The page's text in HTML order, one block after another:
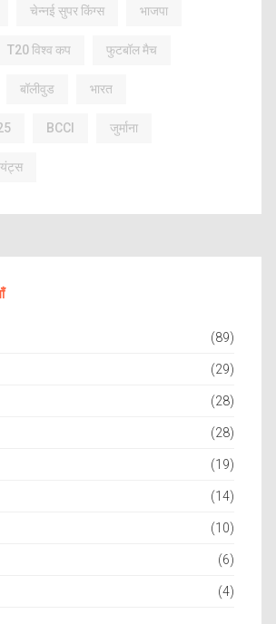
चेन्नई सुपर किंग्स भाजपा
T20 विश्व कप फुटबॉल मैच
बॉलीवुड भारत
BCCI जुर्माना
(89)
(29)
(28)
(28)
(19)
(14)
(10)
(6)
(4)